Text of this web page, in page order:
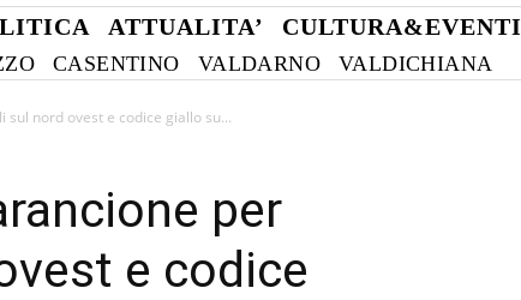
ATTUALITA’ CULTURA&EVENTI
CASENTINO VALDARNO VALDICHIANA
nord ovest e codice giallo su...
per
e codice